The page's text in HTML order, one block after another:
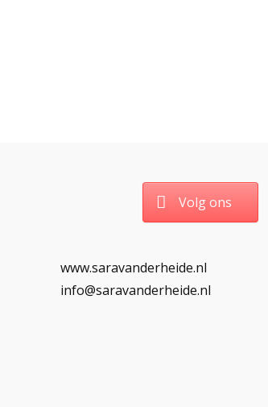
Volg ons
www.saravanderheide.nl
info@saravanderheide.nl